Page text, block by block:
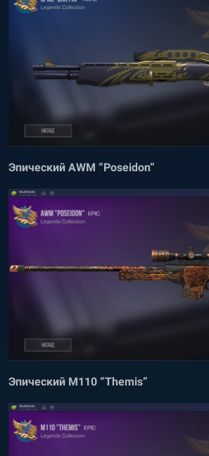
Эпический AWM “Poseidon”
Эпический M110 “Themis”